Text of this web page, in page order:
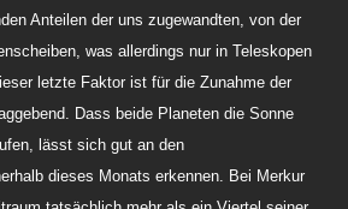
Anteilen der uns zugewandten, von der
was allerdings nur in Teleskopen
letzte Faktor ist für die Zunahme der
Dass beide Planeten die Sonne
lässt sich gut an den
dieses Monats erkennen. Bei Merkur